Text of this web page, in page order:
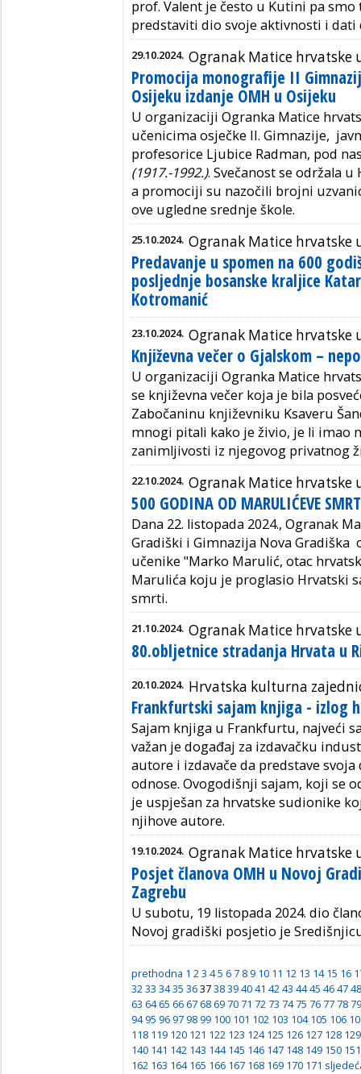
prof. Valent je često u Kutini pa
predstaviti dio svoje aktivnosti i
29.10.2024. Ogranak Matice hrvatske
Promocija monografije II
Osijeku izdanje OMH u Osijeku
U organizaciji Ogranka Matice
učenicima osječke II. Gimnazije,
profesorice Ljubice Radman, pod
(1917.-1992.). Svečanost se održala
a promociji su nazočili brojni
ove ugledne srednje škole.
25.10.2024. Ogranak Matice hrvatske
Predavanje u spomen na 600
posljednje bosanske kraljice
Kotromanić
23.10.2024. Ogranak Matice hrvatske
Književna večer o Gjalskom –
U organizaciji Ogranka Matice
se književna večer koja je bila
Zabočaninu književniku Ksaveru
mnogi pitali kako je živio, je li imao
zanimljivosti iz njegovog privatnog
22.10.2024. Ogranak Matice hrvatske
500 GODINA OD MARULIĆEVE
Dana 22. listopada 2024., Ogranak
Gradiški i Gimnazija Nova Gradiška
učenike "Marko Marulić, otac
Marulića koju je proglasio Hrvatski
smrti.
21.10.2024. Ogranak Matice hrvatske
80.obljetnice stradanja Hrvata u
20.10.2024. Hrvatska kulturna
Frankfurtski sajam knjiga - izlog
Sajam knjiga u Frankfurtu, najveći
važan je događaj za izdavačku
autore i izdavače da predstave
odnose. Ovogodišnji sajam, koji se
je uspješan za hrvatske sudionike
njihove autore.
19.10.2024. Ogranak Matice hrvatske
Posjet članova OMH u Novoj
Zagrebu
U subotu, 19 listopada 2024. dio
Novoj gradiški posjetio je
prethodna 1 23 45 6 7 8 9 10 11 12 13 14 15 16
3233 3435 363738394041 4243 4445 464748
63 64 65 66 67 68 69 70 71 72 73 74 75 76 77 78 79
94 95 96 97 98 99 100 101 102 103 104 105 106
118 119 120 121 122 123 124 125 126 127 128 129
140 141 142 143 144 145 146 147 148 149 150 151
162 163 164 165 166 167 168 169 170 171